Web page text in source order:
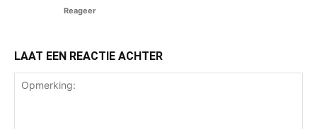
Reageer
LAAT EEN REACTIE ACHTER